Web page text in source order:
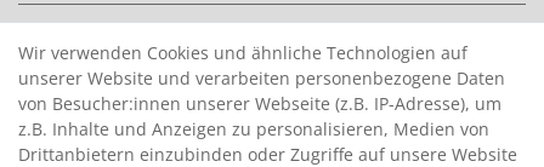
>
HANDPUMPEN FÜR BENZIN
>
HANDPUMPEN FÜR ÖLE
>
TANKANLAGEN
>
ADBLUE® BETANKUNG
Wir verwenden Cookies und ähnliche Technologien auf
unserer Website und verarbeiten personenbezogene Daten
von Besucher:innen unserer Webseite (z.B. IP-Adresse), um
z.B. Inhalte und Anzeigen zu personalisieren, Medien von
Drittanbietern einzubinden oder Zugriffe auf unsere Website